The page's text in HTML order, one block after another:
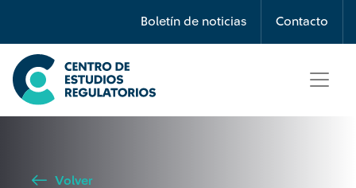
Boletín de noticias Contacto
Búsqueda
Seleccione país
Volver